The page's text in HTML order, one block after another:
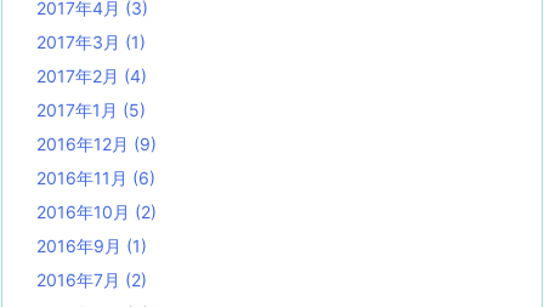
2017年4月 (3)
2017年3月 (1)
2017年2月 (4)
2017年1月 (5)
2016年12月 (9)
2016年11月 (6)
2016年10月 (2)
2016年9月 (1)
2016年7月 (2)